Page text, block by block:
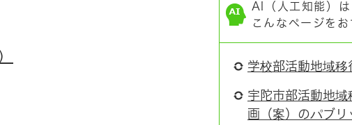
AI（人工知能）は
こんなページを
学校部活動地域移
宇陀市部活動地域
画（案）のパブリ